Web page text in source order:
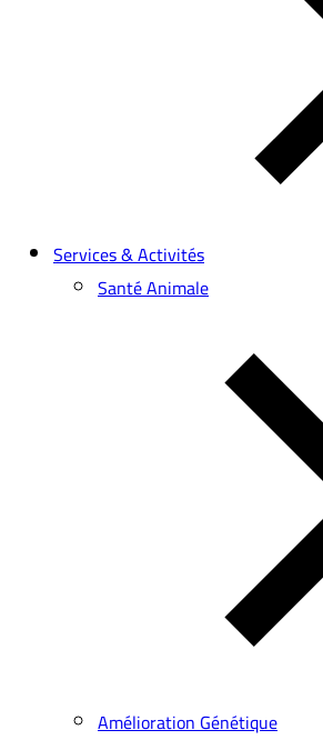
Services & Activités
Santé Animale
Amélioration Génétique